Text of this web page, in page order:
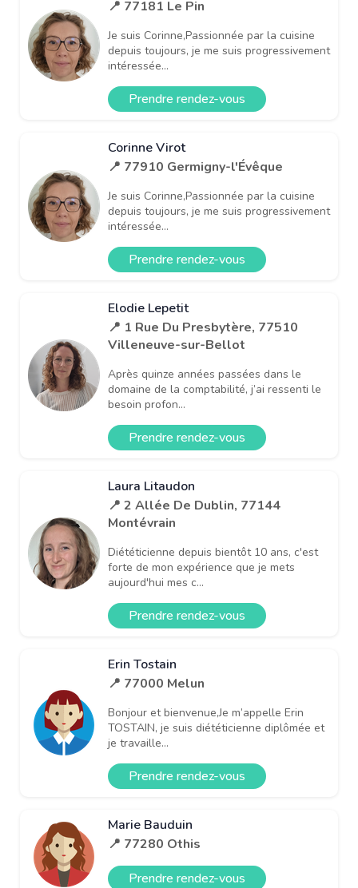
📍 77181 Le Pin
Je suis Corinne,Passionnée par la cuisine
depuis toujours, je me suis progressivement
intéressée...
Prendre rendez-vous
Corinne Virot
📍 77910 Germigny-l'Évêque
Je suis Corinne,Passionnée par la cuisine
depuis toujours, je me suis progressivement
intéressée...
Prendre rendez-vous
Elodie Lepetit
📍 1 Rue Du Presbytère, 77510
Villeneuve-sur-Bellot
Après quinze années passées dans le
domaine de la comptabilité, j’ai ressenti le
besoin profon...
Prendre rendez-vous
Laura Litaudon
📍 2 Allée De Dublin, 77144
Montévrain
Diététicienne depuis bientôt 10 ans, c'est
forte de mon expérience que je mets
aujourd'hui mes c...
Prendre rendez-vous
Erin Tostain
📍 77000 Melun
Bonjour et bienvenue,Je m’appelle Erin
TOSTAIN, je suis diététicienne diplômée et
je travaille...
Prendre rendez-vous
Marie Bauduin
📍 77280 Othis
Prendre rendez-vous